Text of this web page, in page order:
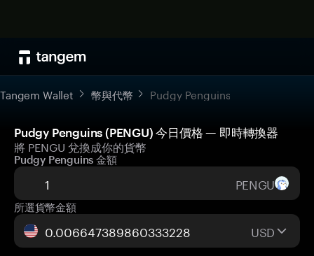
Tangem Wallet 幣與代幣 Pudgy Penguins
Pudgy Penguins (PENGU) 今日價格 — 即時轉換器
將 PENGU 兌換成你的貨幣
Pudgy Penguins 金額
PENGU
所選貨幣金額
USD